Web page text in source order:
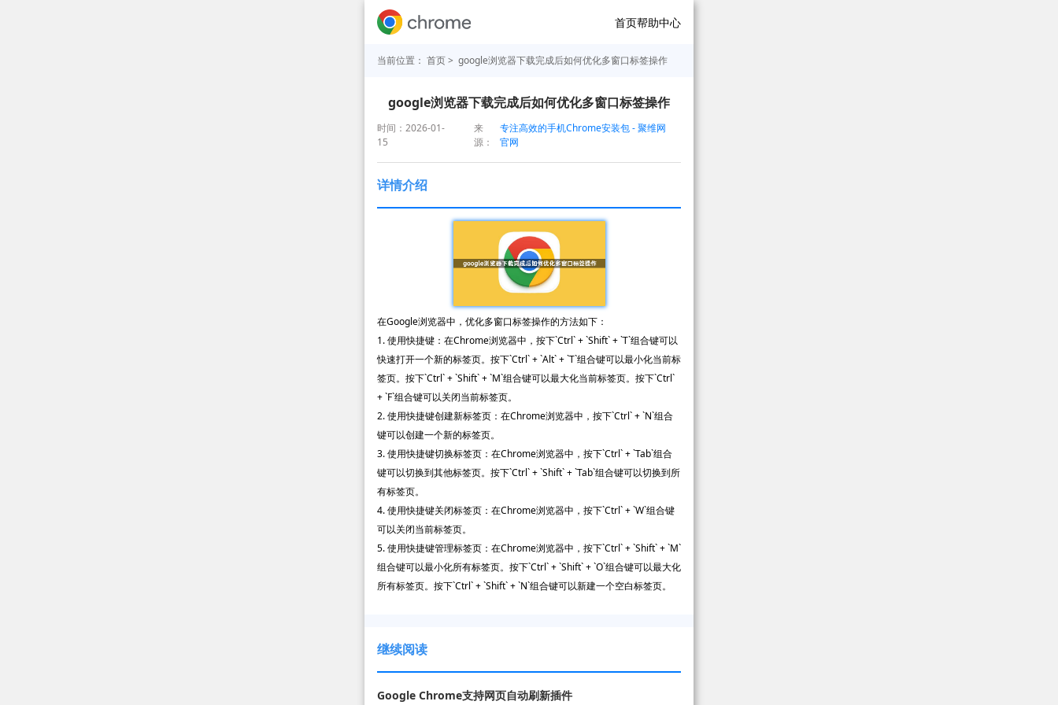
首页帮助中心
当前位置： 首页> google浏览器下载完成后如何优化多窗口标签操作
google浏览器下载完成后如何优化多窗口标签操作
时间：2026-01-
15
来
源：
专注高效的手机Chrome安装包 - 聚维网
官网
详情介绍
在Google浏览器中，优化多窗口标签操作的方法如下：
1. 使用快捷键：在Chrome浏览器中，按下`Ctrl` + `Shift` + `T`组合键可以
快速打开一个新的标签页。按下`Ctrl` + `Alt` + `T`组合键可以最小化当前标
签页。按下`Ctrl` + `Shift` + `M`组合键可以最大化当前标签页。按下`Ctrl`
+ `F`组合键可以关闭当前标签页。
2. 使用快捷键创建新标签页：在Chrome浏览器中，按下`Ctrl` + `N`组合
键可以创建一个新的标签页。
3. 使用快捷键切换标签页：在Chrome浏览器中，按下`Ctrl` + `Tab`组合
键可以切换到其他标签页。按下`Ctrl` + `Shift` + `Tab`组合键可以切换到所
有标签页。
4. 使用快捷键关闭标签页：在Chrome浏览器中，按下`Ctrl` + `W`组合键
可以关闭当前标签页。
5. 使用快捷键管理标签页：在Chrome浏览器中，按下`Ctrl` + `Shift` + `M`
组合键可以最小化所有标签页。按下`Ctrl` + `Shift` + `O`组合键可以最大化
所有标签页。按下`Ctrl` + `Shift` + `N`组合键可以新建一个空白标签页。
继续阅读
Google Chrome支持网页自动刷新插件